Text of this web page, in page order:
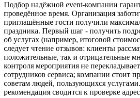
Подбор надёжной event-компании
проведённое время. Организация
приглашённые гости получили
праздника. Первый шаг - получить
об услугах (например, итоговой
следует чтение отзывов: клиенты
положительные, так и отрицательные
контроля мероприятия не
сотрудников сервиса; компании стоит
советам людей, пользующихся
рекомендация сводится к проверке